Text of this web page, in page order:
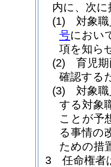
内に、次
(1)
対象
号におい
項を知ら
(2)
育児
確認する
(3)
対象
する対象
ことが予
る事情の
ための措
3
任命権者